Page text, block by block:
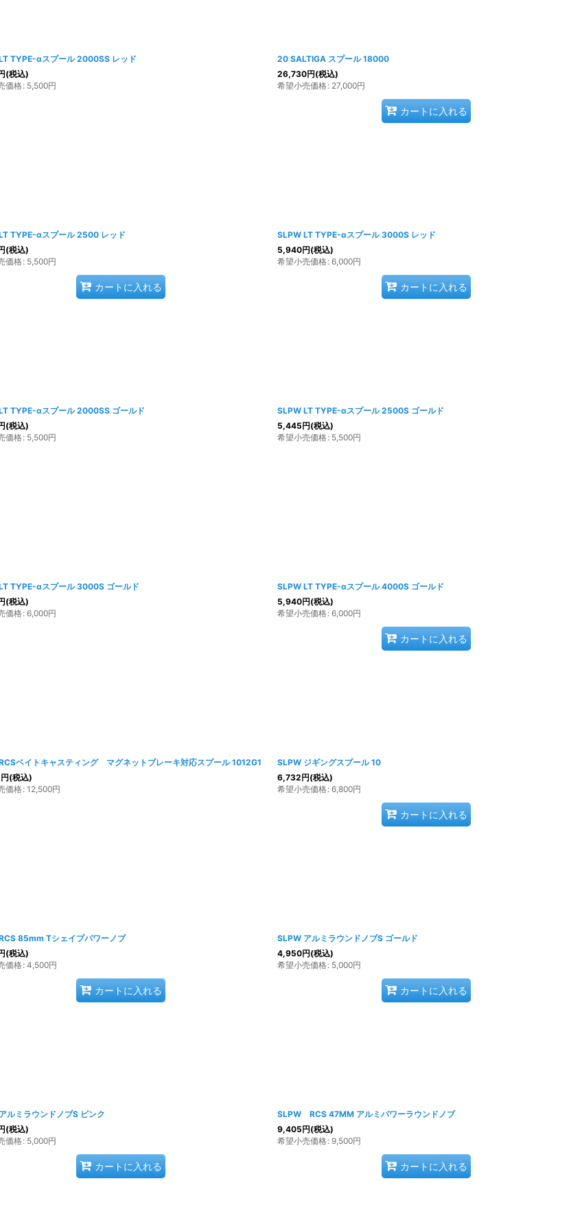
TYPE-αスプール 2000SS レッド
(税込)
価格: 5,500円
20 SALTIGA スプール 18000
26,730円(税込)
希望小売価格: 27,000円
カートに入れる
TYPE-αスプール 2500 レッド
(税込)
価格: 5,500円
カートに入れる
SLPW LT TYPE-αスプール 3000S レッド
5,940円(税込)
希望小売価格: 6,000円
カートに入れる
TYPE-αスプール 2000SS ゴールド
(税込)
価格: 5,500円
SLPW LT TYPE-αスプール 2500S ゴールド
5,445円(税込)
希望小売価格: 5,500円
TYPE-αスプール 3000S ゴールド
(税込)
価格: 6,000円
SLPW LT TYPE-αスプール 4000S ゴールド
5,940円(税込)
希望小売価格: 6,000円
カートに入れる
ベイトキャスティング マグネットブレーキ対応スプール 1012G1
円(税込)
価格: 12,500円
SLPW ジギングスプール 10
6,732円(税込)
希望小売価格: 6,800円
カートに入れる
85mm Tシェイプパワーノブ
(税込)
価格: 4,500円
カートに入れる
SLPW アルミラウンドノブS ゴールド
4,950円(税込)
希望小売価格: 5,000円
カートに入れる
ルミラウンドノブS ピンク
(税込)
価格: 5,000円
カートに入れる
SLPW RCS 47MM アルミパワーラウンドノブ
9,405円(税込)
希望小売価格: 9,500円
カートに入れる